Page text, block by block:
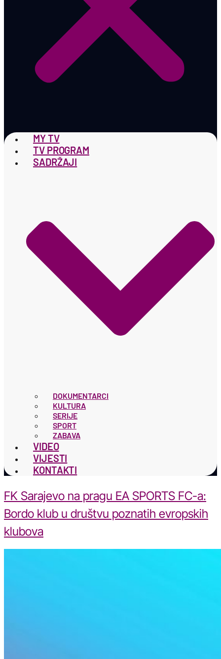
MY TV
TV PROGRAM
SADRŽAJI
DOKUMENTARCI
KULTURA
SERIJE
SPORT
ZABAVA
VIDEO
VIJESTI
KONTAKTI
FK Sarajevo na pragu EA SPORTS FC-a:
Bordo klub u društvu poznatih evropskih
klubova